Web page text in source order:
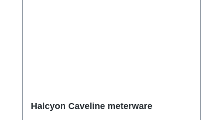
Halcyon Caveline meterware